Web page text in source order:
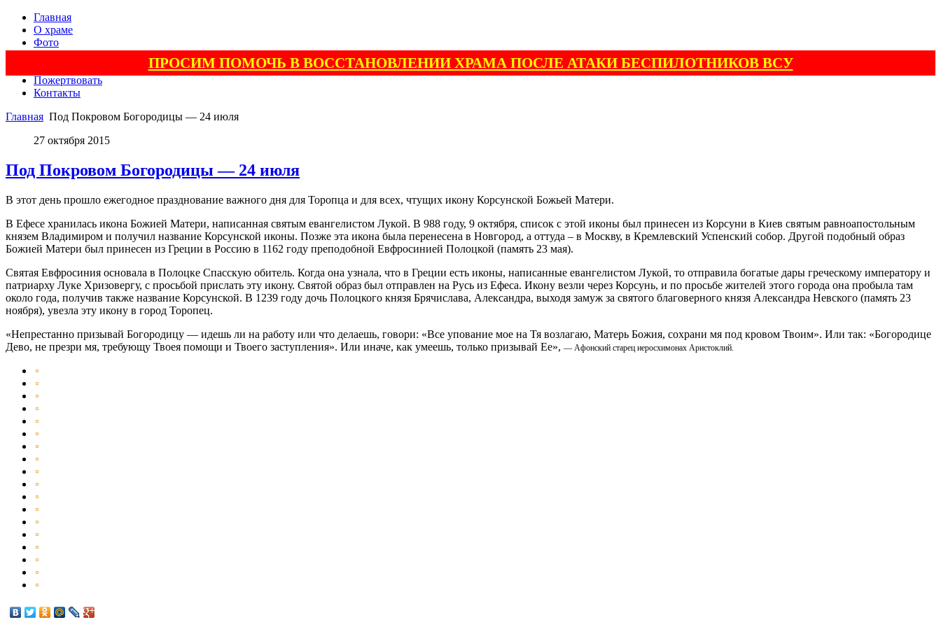
Главная
О храме
Фото
Пожертвовать
Контакты
ПРОСИМ ПОМОЧЬ В ВОССТАНОВЛЕНИИ ХРАМА ПОСЛЕ АТАКИ БЕСПИЛОТНИКОВ ВСУ
Главная Под Покровом Богородицы — 24 июля
27 октября 2015
Под Покровом Богородицы — 24 июля
В этот день прошло ежегодное празднование важного дня для Торопца и для всех, чтущих икону Корсунской Божьей Матери.
В Ефесе хранилась икона Божией Матери, написанная святым евангелистом Лукой. В 988 году, 9 октября, список с этой иконы был принесен из Корсуни в Киев святым равноапостольным
князем Владимиром и получил название Корсунской иконы. Позже эта икона была перенесена в Новгород, а оттуда – в Москву, в Кремлевский Успенский собор. Другой подобный образ
Божией Матери был принесен из Греции в Россию в 1162 году преподобной Евфросинией Полоцкой (память 23 мая).
Святая Евфросиния основала в Полоцке Спасскую обитель. Когда она узнала, что в Греции есть иконы, написанные евангелистом Лукой, то отправила богатые дары греческому императору и
патриарху Луке Хризовергу, с просьбой прислать эту икону. Святой образ был отправлен на Русь из Ефеса. Икону везли через Корсунь, и по просьбе жителей этого города она пробыла там
около года, получив также название Корсунской. В 1239 году дочь Полоцкого князя Брячислава, Александра, выходя замуж за святого благоверного князя Александра Невского (память 23
ноября), увезла эту икону в город Торопец.
«Непрестанно призывай Богородицу — идешь ли на работу или что делаешь, говори: «Все упование мое на Тя возлагаю, Матерь Божия, сохрани мя под кровом Твоим». Или так: «Богородице
Дево, не презри мя, требующу Твоея помощи и Твоего заступления». Или иначе, как умеешь, только призывай Ее», — Афонский старец иеросхимонах Аристоклий.